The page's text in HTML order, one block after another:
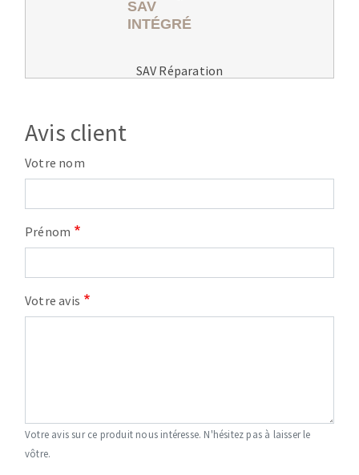
SAV Réparation
Avis client
Votre nom
Prénom
Votre avis
Votre avis sur ce produit nous intéresse. N'hésitez pas à laisser le
vôtre.